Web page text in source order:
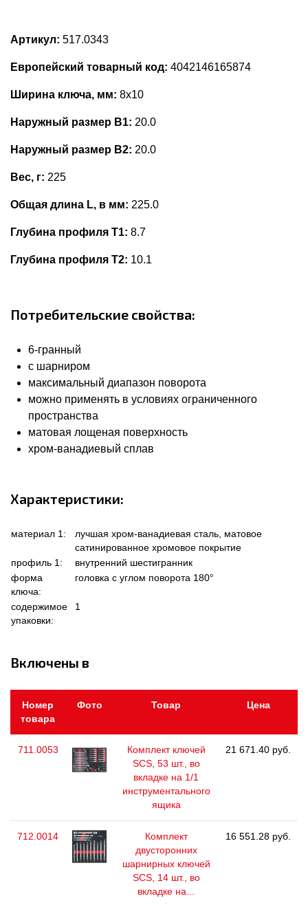
Артикул: 517.0343
Европейский товарный код: 4042146165874
Ширина ключа, мм: 8x10
Наружный размер В1: 20.0
Наружный размер В2: 20.0
Вес, г: 225
Общая длина L, в мм: 225.0
Глубина профиля T1: 8.7
Глубина профиля T2: 10.1
Потребительские свойства:
6-гранный
с шарниром
максимальный диапазон поворота
можно применять в условиях ограниченного
пространства
матовая лощеная поверхность
хром-ванадиевый сплав
Характеристики:
материал 1:
лучшая хром-ванадиевая сталь, матовое
сатинированное хромовое покрытие
профиль 1:
внутренний шестигранник
форма
ключа:
головка с углом поворота 180°
содержимое
упаковки:
1
Включены в
Номер
товара
Фото Товар Цена
711.0053
Комплект ключей
SCS, 53 шт., во
вкладке на 1/1
инструментального
ящика
21 671.40 руб.
712.0014
Комплект
двусторонних
шарнирных ключей
SCS, 14 шт., во
вкладке на...
16 551.28 руб.